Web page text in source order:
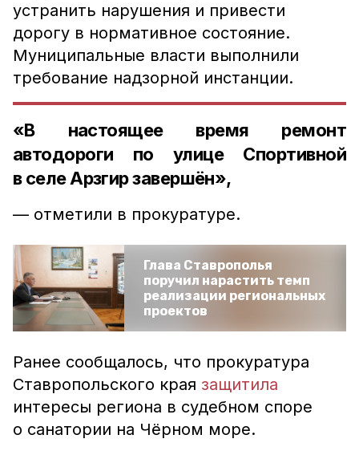
устранить нарушения и привести
дорогу в нормативное состояние.
Муниципальные власти выполнили
требование надзорной инстанции.
«В настоящее время ремонт
автодороги по улице Спортивной
в селе Арзгир завершён»,
— отметили в прокуратуре.
Глава Ставрополья
поручил нарастить темп
реализации региональных
проектов
Ранее сообщалось, что прокуратура
Ставропольского края защитила
интересы региона в судебном споре
о санатории на Чёрном море.